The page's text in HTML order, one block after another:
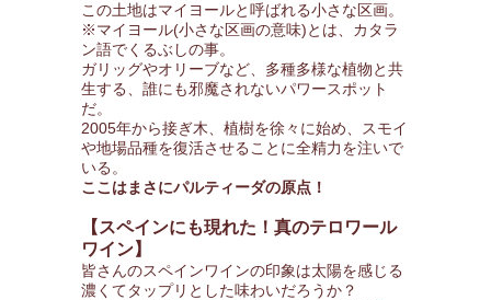
この土地はマイヨールと呼ばれる小さな区画。
※マイヨール(小さな区画の意味)とは、カタラ
ン語でくるぶしの事。
ガリッグやオリーブなど、多種多様な植物と共
生する、誰にも邪魔されないパワースポット
だ。
2005年から接ぎ木、植樹を徐々に始め、スモイ
や地場品種を復活させることに全精力を注いで
いる。
ここはまさにパルティーダの原点！
【スペインにも現れた！真のテロワール
ワイン】
皆さんのスペインワインの印象は太陽を感じる
濃くてタップリとした味わいだろうか？